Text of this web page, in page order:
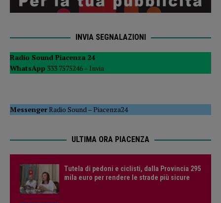
INVIA SEGNALAZIONI
Radio Sound Piacenza 24
WhatsApp 333 7575246 – Invia
MessengerRadio Sound –Piacenza24
ULTIMA ORA PIACENZA
Tutela di pedoni e ciclisti, dalla Provincia 295
mila euro per rendere le strade più sicure